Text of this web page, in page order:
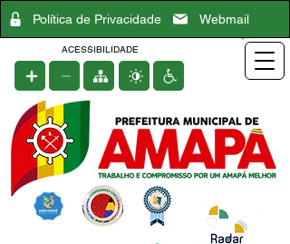
Política de Privacidade Webmail
ACESSIBILIDADE